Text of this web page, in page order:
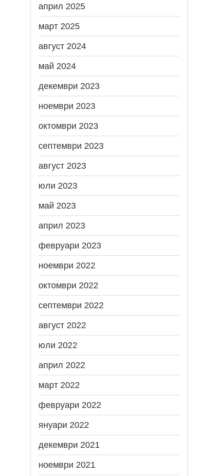
април 2025
март 2025
август 2024
май 2024
декември 2023
ноември 2023
октомври 2023
септември 2023
август 2023
юли 2023
май 2023
април 2023
февруари 2023
ноември 2022
октомври 2022
септември 2022
август 2022
юли 2022
април 2022
март 2022
февруари 2022
януари 2022
декември 2021
ноември 2021